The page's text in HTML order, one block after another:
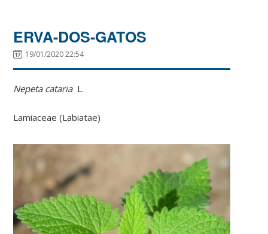
ERVA-DOS-GATOS
19/01/2020 22:54
Nepeta catariaL.
Lamiaceae (Labiatae)